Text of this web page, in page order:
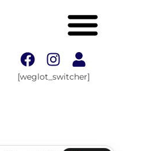
[weglot_switcher]